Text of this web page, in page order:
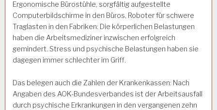
Ergonomische Bürostühle, sorgfältig aufgestellte
Computerbildschirme in den Büros, Roboter für schwere
Traglasten in den Fabriken: Die körperlichen Belastungen
haben die Arbeitsmediziner inzwischen erfolgreich
gemindert. Stress und psychische Belastungen haben sie
dagegen immer schlechter im Griff.
Das belegen auch die Zahlen der Krankenkassen: Nach
Angaben des AOK-Bundesverbandes ist der Arbeitsausfall
durch psychische Erkrankungen in den vergangenen zehn